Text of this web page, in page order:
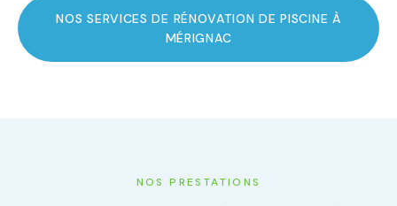
NOS SERVICES DE RÉNOVATION DE PISCINE À
MÉRIGNAC
NOS PRESTATIONS